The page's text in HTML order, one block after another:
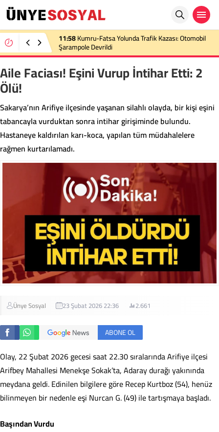
11:58Kumru-Fatsa Yolunda Trafik Kazası: Otomobil
Şarampole Devrildi
Aile Faciası! Eşini Vurup İntihar Etti: 2
Ölü!
Sakarya’nın Arifiye ilçesinde yaşanan silahlı olayda, bir kişi eşini
tabancayla vurduktan sonra intihar girişiminde bulundu.
Hastaneye kaldırılan karı-koca, yapılan tüm müdahalelere
rağmen kurtarılamadı.
Ünye Sosyal 23 Şubat 2026 22:36 2.661
ABONE OL
Olay, 22 Şubat 2026 gecesi saat 22.30 sıralarında Arifiye ilçesi
Arifbey Mahallesi Menekşe Sokak’ta, Adaray durağı yakınında
meydana geldi. Edinilen bilgilere göre Recep Kurtboz (54), henüz
bilinmeyen bir nedenle eşi Nurcan G. (49) ile tartışmaya başladı.
Başından Vurdu